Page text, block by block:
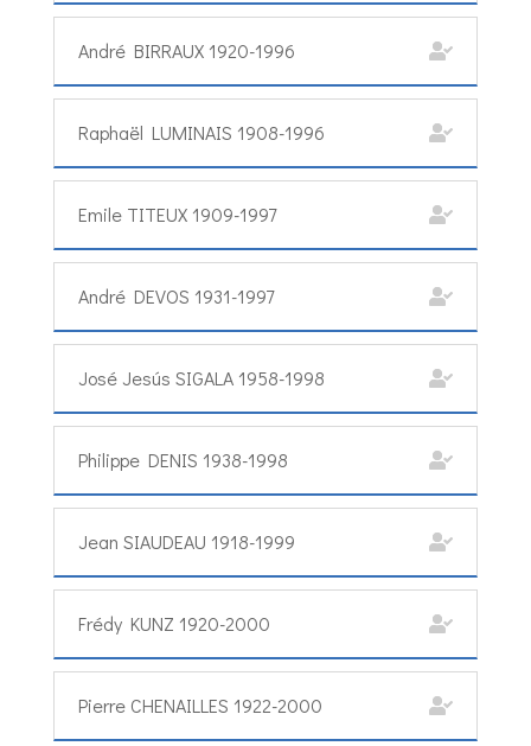
André BIRRAUX 1920-1996
Raphaël LUMINAIS 1908-1996
Emile TITEUX 1909-1997
André DEVOS 1931-1997
José Jesús SIGALA 1958-1998
Philippe DENIS 1938-1998
Jean SIAUDEAU 1918-1999
Frédy KUNZ 1920-2000
Pierre CHENAILLES 1922-2000